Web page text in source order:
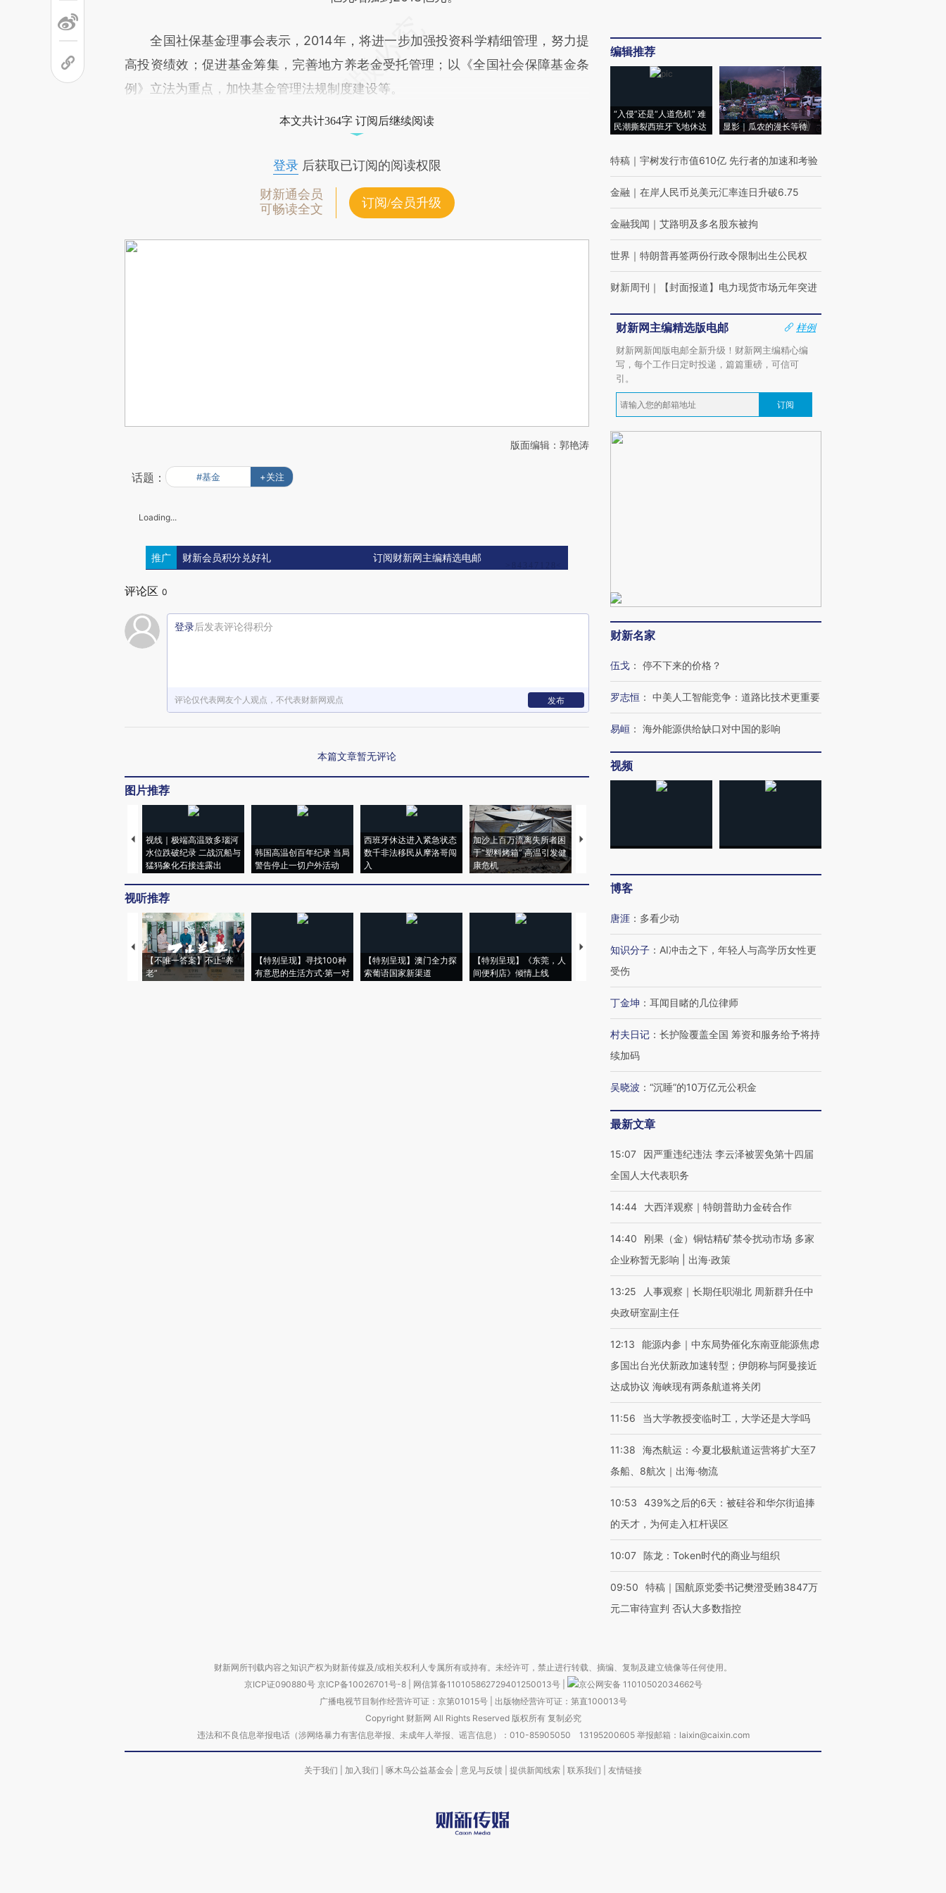
全国社保基金理事会表示，2014年，将进一步加强投资科学精细管理，努力提
高投资绩效；促进基金筹集，完善地方养老金受托管理；以《全国社会保障基金条
例》立法为重点，加快基金管理法规制度建设等。
本文共计364字 订阅后继续阅读
登录后获取已订阅的阅读权限
财新通会员
可畅读全文
订阅/会员升级
版面编辑：郭艳涛
话题： #基金 +关注
Loading...
推广 财新会员积分兑好礼 订阅财新网主编精选电邮
评论区 0
登录后发表评论得积分
评论仅代表网友个人观点，不代表财新网观点 发布
本篇文章暂无评论
图片推荐
视线｜极端高温致多瑙河
水位跌破纪录 二战沉船与
猛犸象化石接连露出
韩国高温创百年纪录 当局
警告停止一切户外活动
西班牙休达进入紧急状态
数千非法移民从摩洛哥闯
入
加沙上百万流离失所者困
于“塑料烤箱” 高温引发健
康危机
视线｜HYROX的吸金
视听推荐
【不唯一答案】不止“养
老”
【特别呈现】寻找100种
有意思的生活方式·第一对
【特别呈现】澳门全力探
索葡语国家新渠道
【特别呈现】《东莞，人
间便利店》倾情上线
【推广】走进第四届链博
【商旅对话】华住集团
编辑推荐
“入侵”还是“人道危机” 难
民潮撕裂西班牙飞地休达
显影｜瓜农的漫长等待
特稿 ｜ 宇树发行市值610亿 先行者的加速和考验
金融 ｜ 在岸人民币兑美元汇率连日升破6.75
金融我闻 ｜ 艾路明及多名股东被拘
世界 ｜ 特朗普再签两份行政令限制出生公民权
财新周刊 ｜ 【封面报道】电力现货市场元年突进
财新网主编精选版电邮
样例
财新网新闻版电邮全新升级！财新网主编精心编
写，每个工作日定时投递，篇篇重磅，可信可
引。
订阅
财新名家
伍戈 ： 停不下来的价格？
罗志恒 ： 中美人工智能竞争：道路比技术更重要
易峘 ： 海外能源供给缺口对中国的影响
视频
博客
唐涯 ： 多看少动
知识分子 ： AI冲击之下，年轻人与高学历女性更
受伤
丁金坤 ： 耳闻目睹的几位律师
村夫日记 ： 长护险覆盖全国 筹资和服务给予将持
续加码
吴晓波 ： “沉睡”的10万亿元公积金
最新文章
15:07
因严重违纪违法 李云泽被罢免第十四届
全国人大代表职务
14:44 大西洋观察｜特朗普助力金砖合作
14:40
刚果（金）铜钴精矿禁令扰动市场 多家
企业称暂无影响 | 出海·政策
13:25
人事观察｜长期任职湖北 周新群升任中
央政研室副主任
12:13
能源内参｜中东局势催化东南亚能源焦虑
多国出台光伏新政加速转型；伊朗称与阿曼接近
达成协议 海峡现有两条航道将关闭
11:56 当大学教授变临时工，大学还是大学吗
11:38
海杰航运：今夏北极航道运营将扩大至7
条船、8航次｜出海·物流
10:53
439%之后的6天：被硅谷和华尔街追捧
的天才，为何走入杠杆误区
10:07 陈龙：Token时代的商业与组织
09:50
特稿｜国航原党委书记樊澄受贿3847万
元二审待宣判 否认大多数指控
财新网所刊载内容之知识产权为财新传媒及/或相关权利人专属所有或持有。未经许可，禁止进行转载、摘编、复制及建立镜像等任何使用。
京ICP证090880号 京ICP备10026701号-8 网信算备110105862729401250013号
京公网安备 11010502034662号
广播电视节目制作经营许可证：京第01015号| 出版物经营许可证：第直100013号
Copyright 财新网 All Rights Reserved 版权所有 复制必究
违法和不良信息举报电话（涉网络暴力有害信息举报、未成年人举报、谣言信息）：010-85905050 13195200605 举报邮箱：laixin@caixin.com
关于我们 加入我们 啄木鸟公益基金会 意见与反馈 提供新闻线索 联系我们 友情链接